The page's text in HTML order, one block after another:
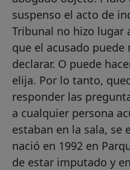
suspenso el acto de
Tribunal no hizo lugar
que el acusado puede
declarar. O puede
elija. Por lo tanto,
responder las
a cualquier persona
estaban en la sala, se
nació en 1992 en
de estar imputado y